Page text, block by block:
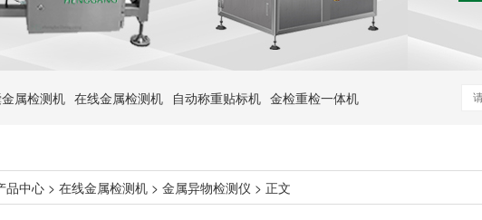
属检测机 在线金属检测机 自动称重贴标机 金检重检一体机
品中心 > 在线金属检测机 > 金属异物检测仪 > 正文